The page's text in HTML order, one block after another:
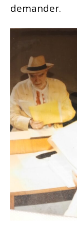
demander.